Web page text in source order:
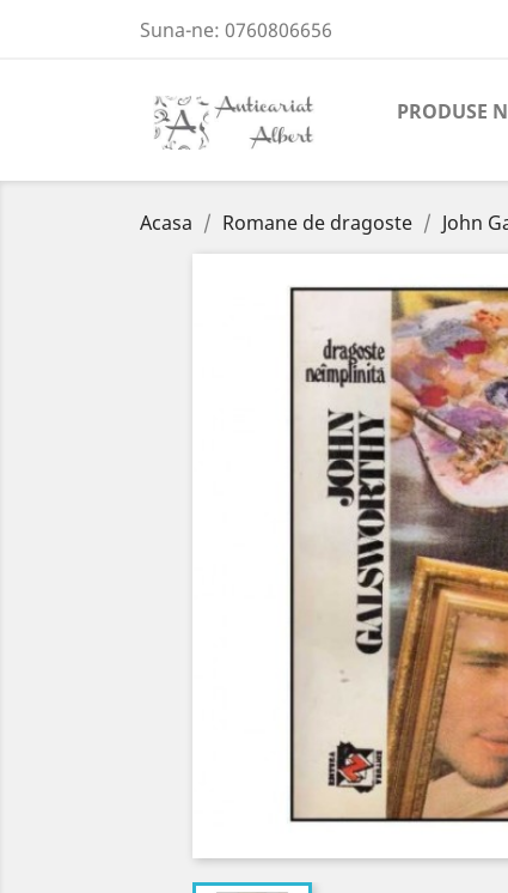
Suna-ne: 0760806656
PRODUSE
Acasa Romane de dragoste John